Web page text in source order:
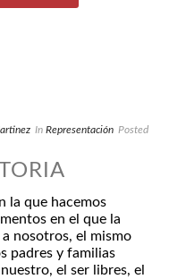
In Representación Posted
la que hacemos
en el que la
nosotros, el mismo
padres y familias
el ser libres, el